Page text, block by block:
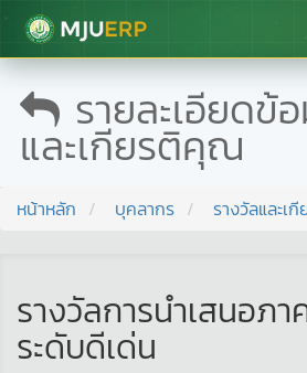
มหาวิทยาลัยแม่โจ้
รายละเอียดข้
และเกียรติคุณ
หน้าหลัก บุคลากร รางวัลและเ
รางวัลการนำเสนอภา
ระดับดีเด่น